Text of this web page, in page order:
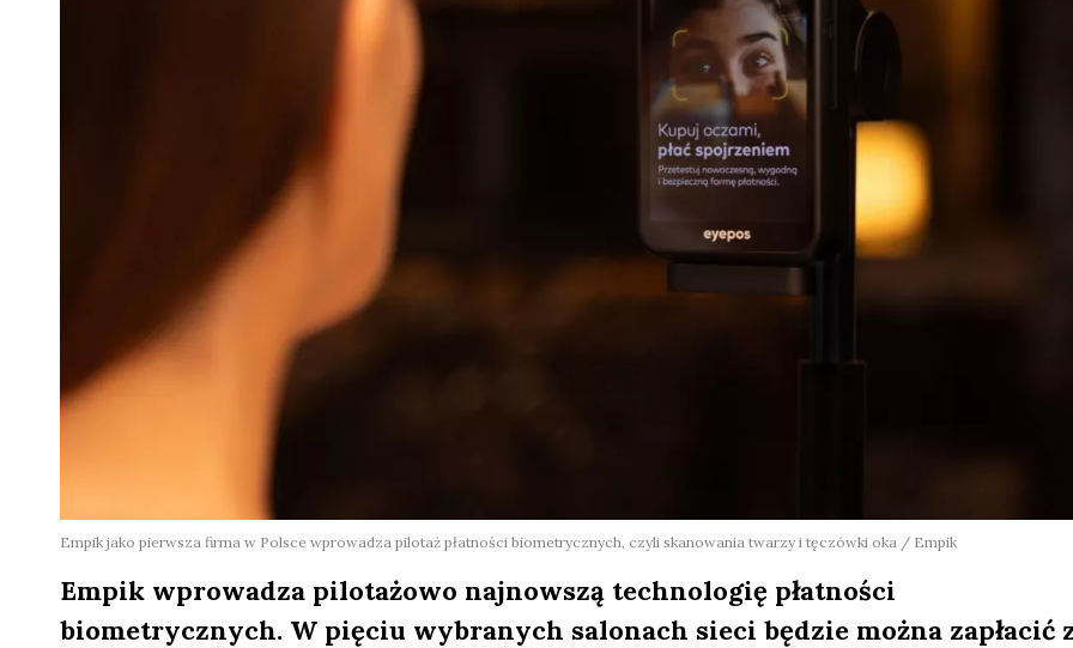
Empik jako pierwsza firma w Polsce wprowadza pilotaż płatności biometrycznych, czyli skanowania twarzy i tęczówki oka / Empik
Empik wprowadza pilotażowo najnowszą technologię płatności
biometrycznych. W pięciu wybranych salonach sieci będzie można zapłacić